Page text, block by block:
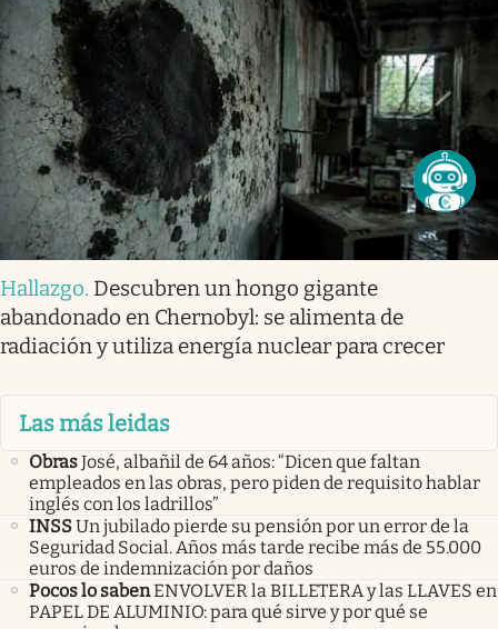
Hallazgo. Descubren un hongo gigante
abandonado en Chernobyl: se alimenta de
radiación y utiliza energía nuclear para crecer
Las más leidas
ObrasJosé, albañil de 64 años: “Dicen que faltan
empleados en las obras, pero piden de requisito hablar
inglés con los ladrillos”
INSSUn jubilado pierde su pensión por un error de la
Seguridad Social. Años más tarde recibe más de 55.000
euros de indemnización por daños
Pocos lo sabenENVOLVER la BILLETERA y las LLAVES en
PAPEL DE ALUMINIO: para qué sirve y por qué se